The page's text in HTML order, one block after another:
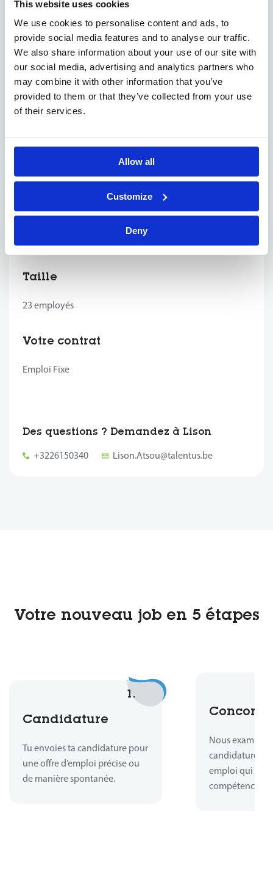
This website uses cookies
We use cookies to personalise content and ads, to
provide social media features and to analyse our traffic.
We also share information about your use of our site with
our social media, advertising and analytics partners who
may combine it with other information that you’ve
provided to them or that they’ve collected from your use
of their services.
Allow all
Customize
Deny
Maitrise des diagnostiques techniques et
propositions de solutions adaptées.
Comme chef d'atelier, vous devez montrer l'exemple
auprès de votre équipe.
ok pour travailler un samedi matin sur deux.
Pour un entreprise cliente, active dans le secteur des
véhicules industriels et la réparation de camions. Elle se
distingue par un réseau de concessions solide et une
expertise technique reconnue, offrant des solutions
complètes de mobilité et de maintenance. Pour l'aider
dans sa recherche, nous sommes à la recherche d'un
Taille
23 employés
Votre contrat
Emploi Fixe
Des questions ? Demandez à Lison
+3226150340 Lison.Atsou@talentus.be
Votre nouveau job en 5 étapes
1.
Candidature
Tu envoies ta candidature pour
une offre d’emploi précise ou
de manière spontanée.
Nous
candidature et
emploi qui
compétences.